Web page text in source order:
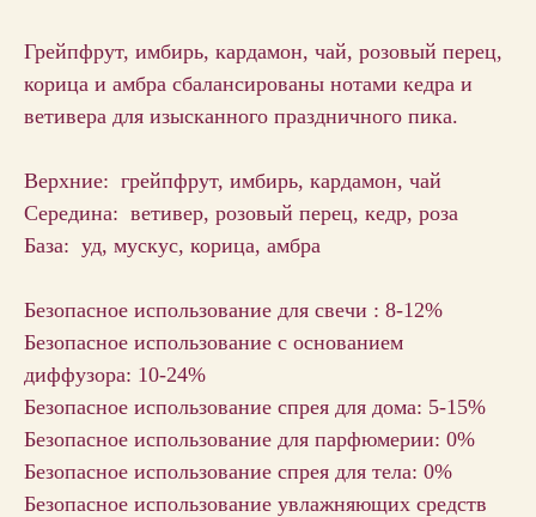
Грейпфрут, имбирь, кардамон, чай, розовый перец,
корица и амбра сбалансированы нотами кедра и
ветивера для изысканного праздничного пика.
Верхние: грейпфрут, имбирь, кардамон, чай
Середина: ветивер, розовый перец, кедр, роза
База: уд, мускус, корица, амбра
Безопасное использование для свечи : 8-12%
Безопасное использование с основанием
диффузора: 10-24%
Безопасное использование спрея для дома: 5-15%
Безопасное использование для парфюмерии: 0%
Безопасное использование спрея для тела: 0%
Безопасное использование увлажняющих средств